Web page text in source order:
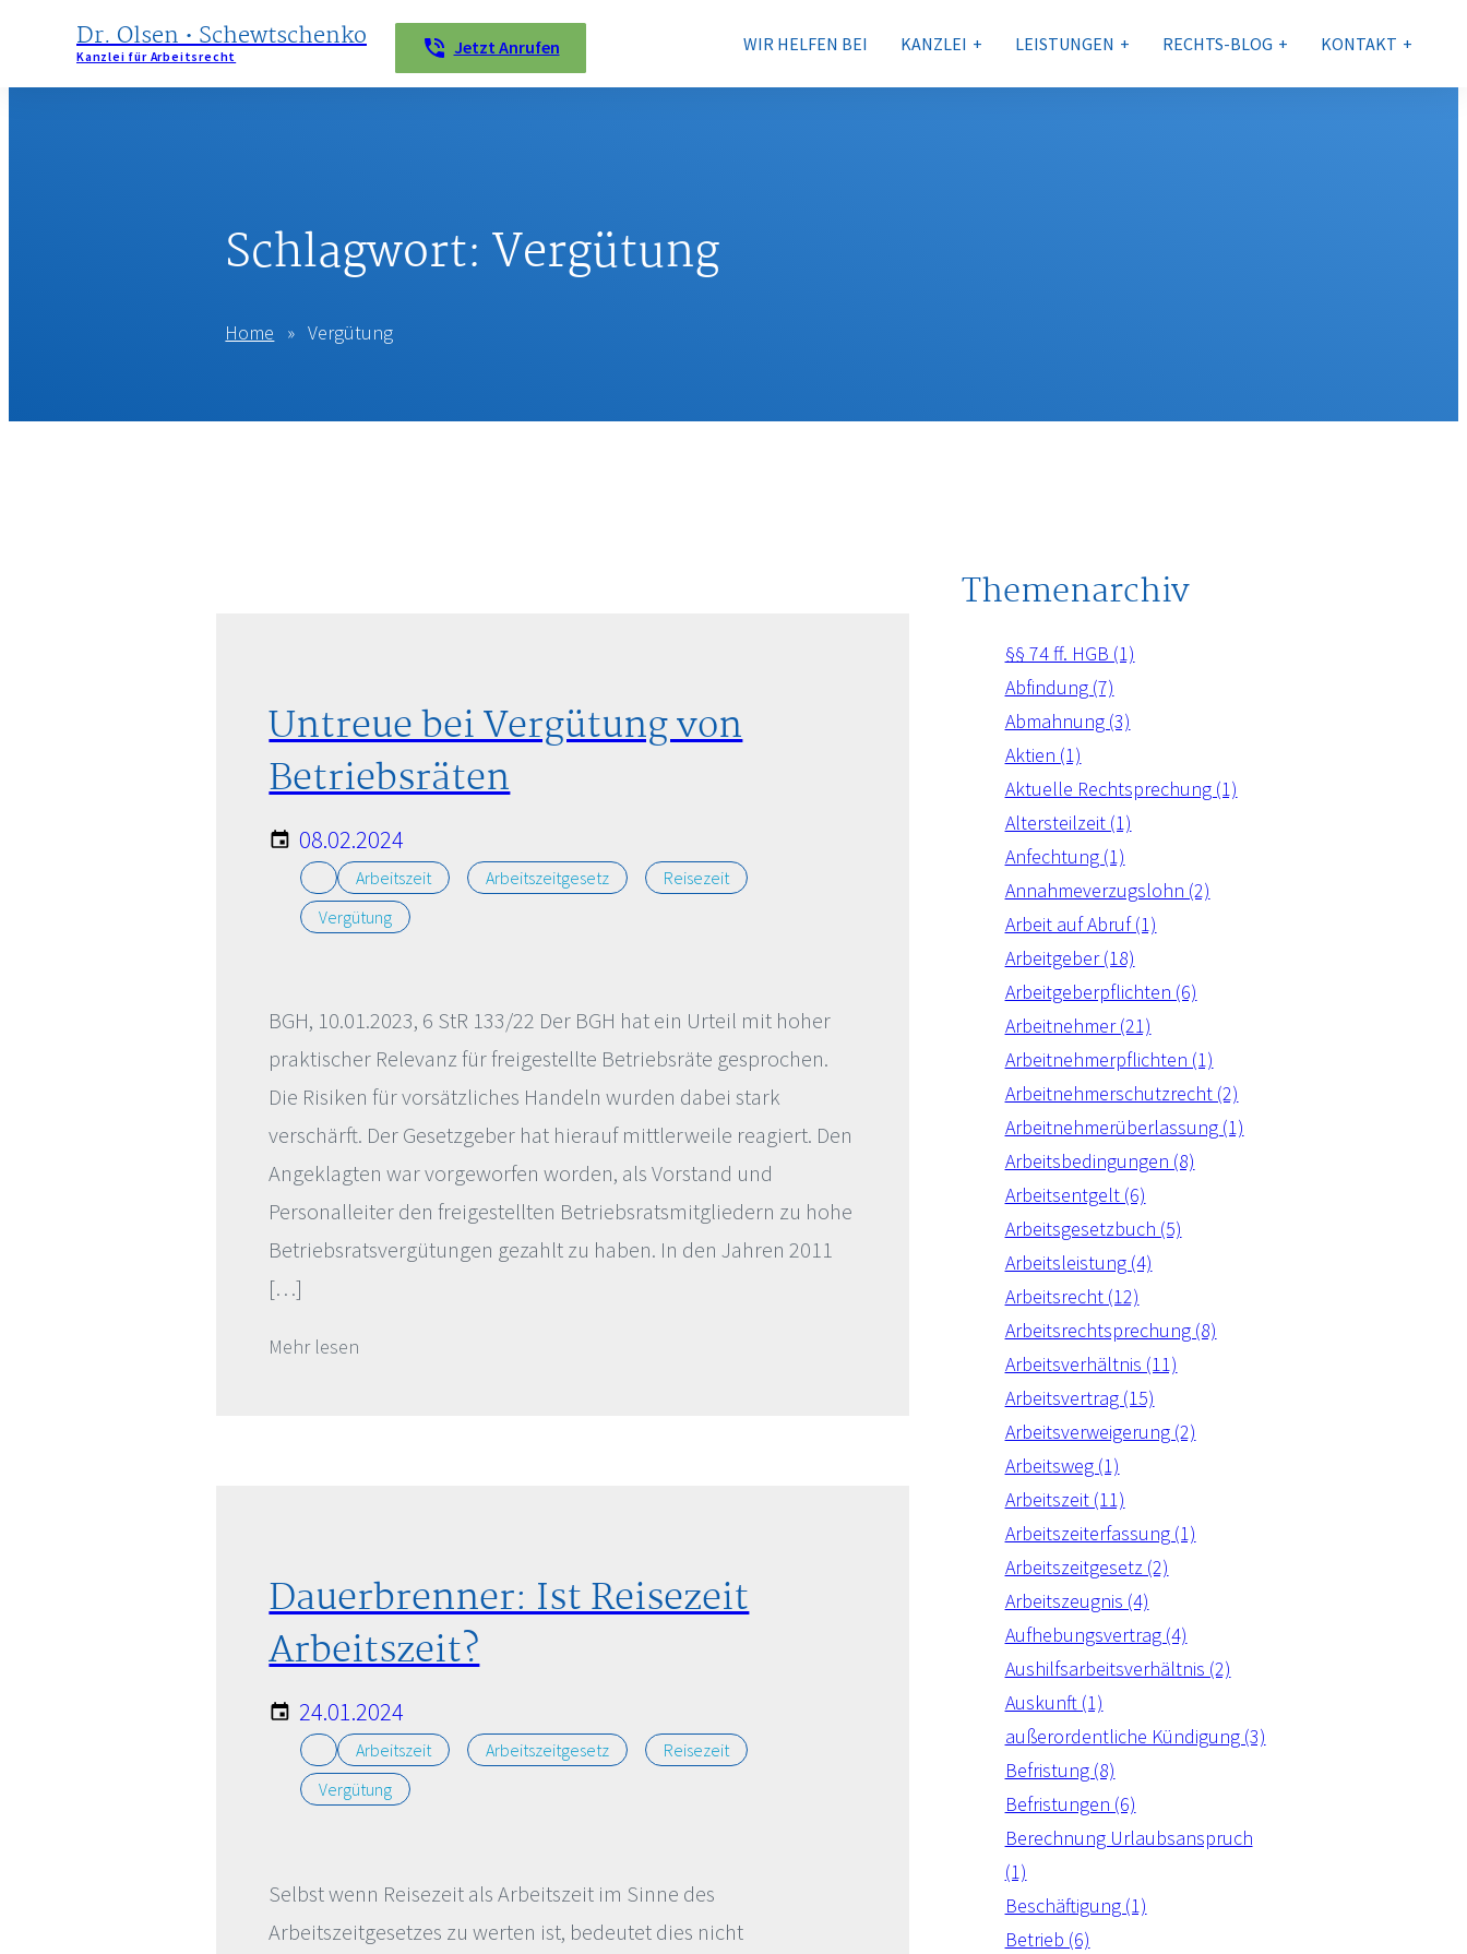
Dr. Olsen • Schewtschenko
Kanzlei für Arbeitsrecht Jetzt Anrufen WIR HELFEN BEI KANZLEI LEISTUNGEN RECHTS-BLOG KONTAKT
Schlagwort:Vergütung
Home » Vergütung
Untreue bei Vergütung von
Betriebsräten
08.02.2024
Arbeitszeit Arbeitszeitgesetz
Reisezeit
Vergütung
BGH, 10.01.2023, 6 StR 133/22 Der BGH hat ein Urteil mit hoher
praktischer Relevanz für freigestellte Betriebsräte gesprochen.
Die Risiken für vorsätzliches Handeln wurden dabei stark
verschärft. Der Gesetzgeber hat hierauf mittlerweile reagiert. Den
Angeklagten war vorgeworfen worden, als Vorstand und
Personalleiter den freigestellten Betriebsratsmitgliedern zu hohe
Betriebsratsvergütungen gezahlt zu haben. In den Jahren 2011
[…]
Mehr lesen
Dauerbrenner: Ist Reisezeit
Arbeitszeit?
24.01.2024
Arbeitszeit Arbeitszeitgesetz
Reisezeit
Vergütung
Selbst wenn Reisezeit als Arbeitszeit im Sinne des
Arbeitszeitgesetzes zu werten ist, bedeutet dies nicht
Themenarchiv
§§ 74 ff. HGB (1)
Abfindung (7)
Abmahnung (3)
Aktien (1)
Aktuelle Rechtsprechung (1)
Altersteilzeit (1)
Anfechtung (1)
Annahmeverzugslohn (2)
Arbeit auf Abruf (1)
Arbeitgeber (18)
Arbeitgeberpflichten (6)
Arbeitnehmer (21)
Arbeitnehmerpflichten (1)
Arbeitnehmerschutzrecht (2)
Arbeitnehmerüberlassung (1)
Arbeitsbedingungen (8)
Arbeitsentgelt (6)
Arbeitsgesetzbuch (5)
Arbeitsleistung (4)
Arbeitsrecht (12)
Arbeitsrechtsprechung (8)
Arbeitsverhältnis (11)
Arbeitsvertrag (15)
Arbeitsverweigerung (2)
Arbeitsweg (1)
Arbeitszeit (11)
Arbeitszeiterfassung (1)
Arbeitszeitgesetz (2)
Arbeitszeugnis (4)
Aufhebungsvertrag (4)
Aushilfsarbeitsverhältnis (2)
Auskunft (1)
außerordentliche Kündigung (3)
Befristung (8)
Befristungen (6)
Berechnung Urlaubsanspruch
(1)
Beschäftigung (1)
Betrieb (6)